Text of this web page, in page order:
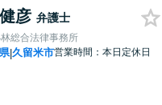
彦 弁護士
総合法律事務所
|久留米市営業時間：本日定休日